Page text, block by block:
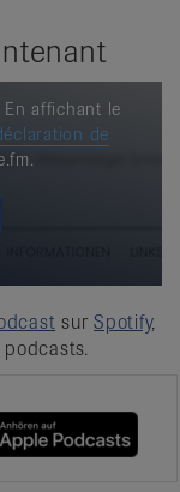
affichant le
de
sur Spotify,